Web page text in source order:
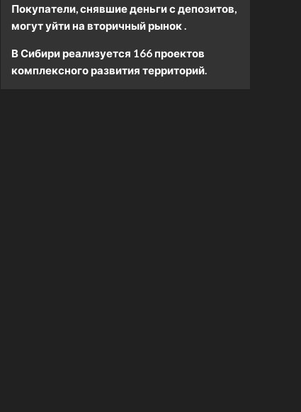
Покупатели, снявшие деньги с депозитов,
могут уйти на вторичный рынок .
В Сибири реализуется 166 проектов
комплексного развития территорий.